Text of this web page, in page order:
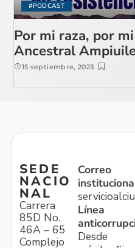
#PODCAST
Por mi raza, por
Ancestral
15 septiembre, 2023
SEDE
NACIO
NAL
Carrera
85D No.
46A – 65
Complejo
Correo
Línea
Desde